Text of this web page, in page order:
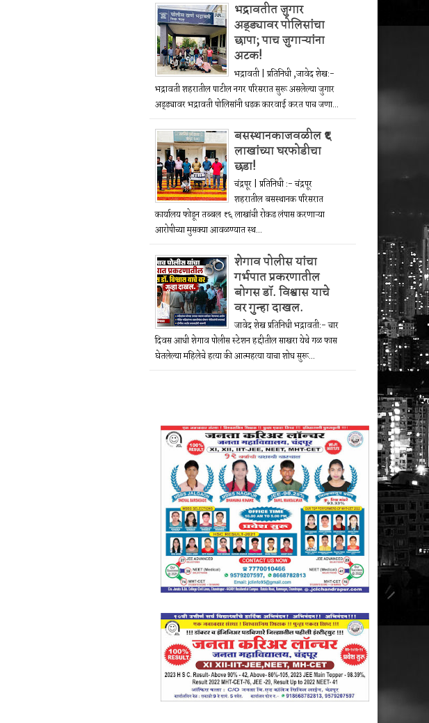
भद्रावतीत जुगार
अड्ड्यावर पोलिसांचा
छापा; पाच जुगाऱ्यांना
अटक!
भद्रावती | प्रतिनिधी ,जावेद शेख:-
भद्रावती शहरातील पाटील नगर परिसरात सुरू असलेल्या जुगार
अड्ड्यावर भद्रावती पोलिसांनी धडक कारवाई करत पाच जणा...
बसस्थानकाजवळील ₹६
लाखांच्या घरफोडीचा
छडा!
चंद्रपूर | प्रतिनिधी :- चंद्रपूर
शहरातील बसस्थानक परिसरात
कार्यालय फोडून तब्बल ₹६ लाखांची रोकड लंपास करणाऱ्या
आरोपीच्या मुसक्या आवळण्यात स्थ...
शेगाव पोलीस यांचा
गर्भपात प्रकरणातील
बोगस डॉ. विश्वास याचे
वर गुन्हा दाखल.
जावेद शेख प्रतिनिधी भद्रावती:- चार
दिवस आधी शेगाव पोलीस स्टेशन हद्दीतील साखरा येथे गळ फास
घेतलेल्या महिलेचे हत्या की आत्महत्या याचा शोध सुरू...